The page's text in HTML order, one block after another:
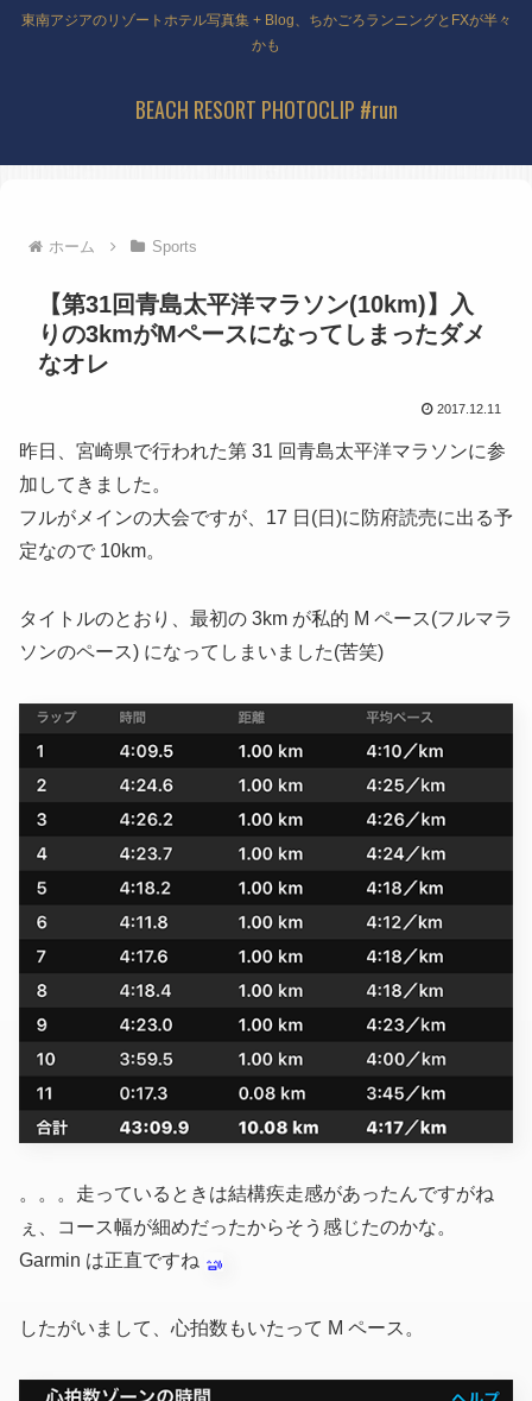
東南アジアのリゾートホテル写真集 + Blog、ちかごろランニングとFXが半々
かも
BEACH RESORT PHOTOCLIP #run
ホーム Sports
【第31回青島太平洋マラソン(10km)】入
りの3kmがMペースになってしまったダメ
なオレ
2017.12.11
昨日、宮崎県で行われた第 31 回青島太平洋マラソンに参
加してきました。
フルがメインの大会ですが、17 日(日)に防府読売に出る予
定なので 10km。
タイトルのとおり、最初の 3km が私的 M ペース(フルマラ
ソンのペース) になってしまいました(苦笑)
。。。走っているときは結構疾走感があったんですがね
ぇ、コース幅が細めだったからそう感じたのかな。
Garmin は正直ですね
したがいまして、心拍数もいたって M ペース。